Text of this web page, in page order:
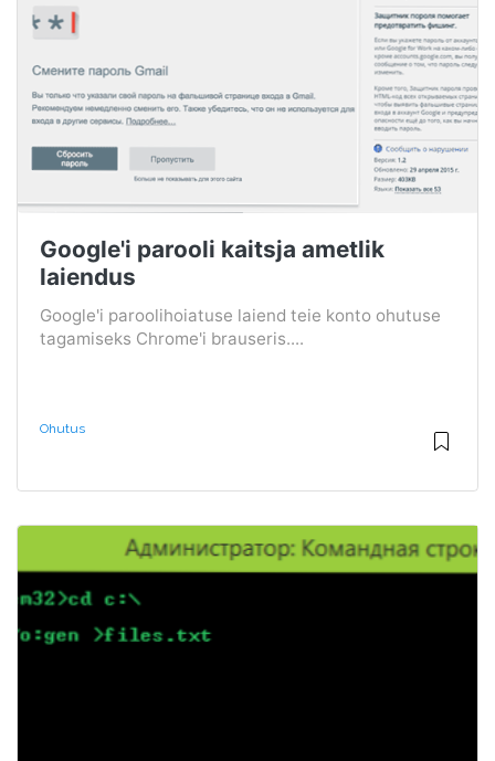
Google'i parooli kaitsja ametlik
laiendus
Google'i paroolihoiatuse laiend teie konto ohutuse
tagamiseks Chrome'i brauseris....
Ohutus